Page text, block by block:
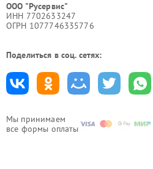
Мы принимаем
все формы оплаты
ООО "Русервис"
ИНН 7702633247
ОГРН 1077746335776
Поделиться в соц. сетях: